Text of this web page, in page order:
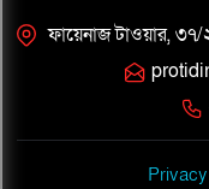
ফায়েনাজ টাওয়ার,